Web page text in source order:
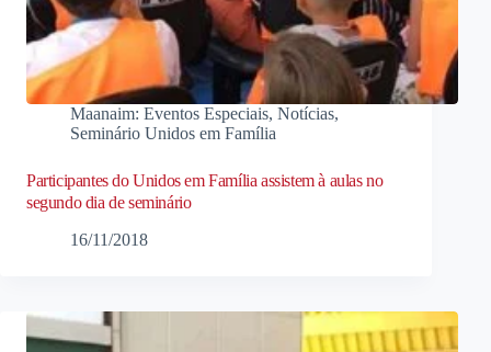
Maanaim: Eventos Especiais, Notícias,
Seminário Unidos em Família
Participantes do Unidos em Família assistem à aulas no
segundo dia de seminário
16/11/2018